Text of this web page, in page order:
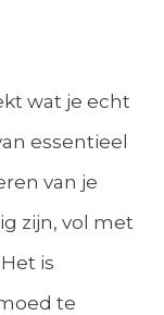
wat je echt
essentieel
van je
zijn, vol met
is
te